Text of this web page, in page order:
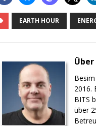
EARTH HOUR
2016.
BITS
über